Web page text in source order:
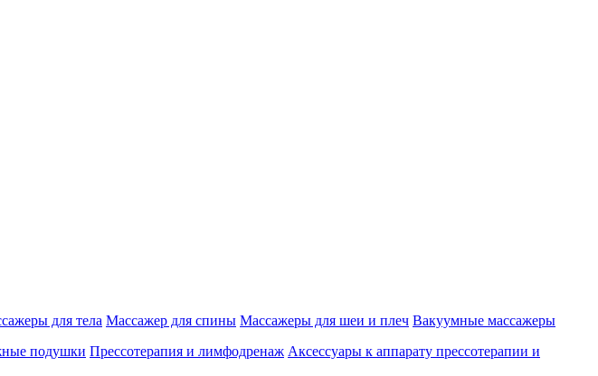
для тела Массажер для спины Массажеры для шеи и плеч Вакуумные массажеры
подушки Прессотерапия и лимфодренаж Аксессуары к аппарату прессотерапии и